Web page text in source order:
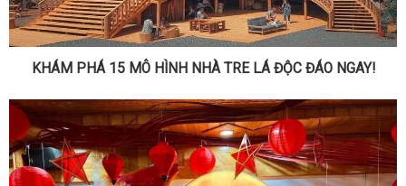
KHÁM PHÁ 15 MÔ HÌNH NHÀ TRE LÁ ĐỘC ĐÁO NGAY!